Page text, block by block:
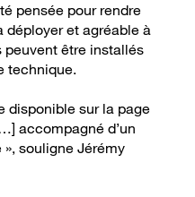
pensée pour rendre
et agréable à
peuvent être installés
technique.
disponible sur la page
accompagné d’un
souligne Jérémy